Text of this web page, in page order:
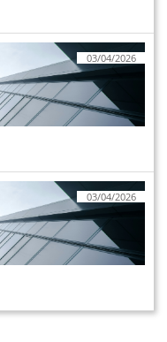
03/04/2026
03/04/2026